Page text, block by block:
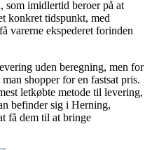
imidlertid beroer på at
konkret tidspunkt, med
varerne ekspederet forinden
uden beregning, men for
shopper for en fastsat pris.
letkøbte metode til levering,
befinder sig i Herning,
få dem til at bringe